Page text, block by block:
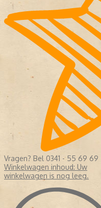
Vragen? Bel 0341 - 55 69 69
Winkelwagen inhoud: Uw
winkelwagen is nog leeg.